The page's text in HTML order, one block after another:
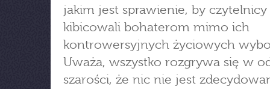
jakim jest sprawienie, by czytelnicy
kibicowali bohaterom mimo ich
kontrowersyjnych życiowych
Uważa, wszystko rozgrywa się w
szarości, że nic nie jest